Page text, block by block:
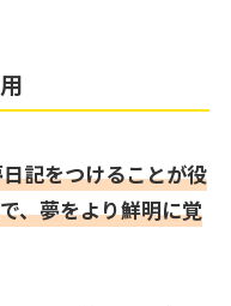
記をつけることが役
、夢をより鮮明に覚